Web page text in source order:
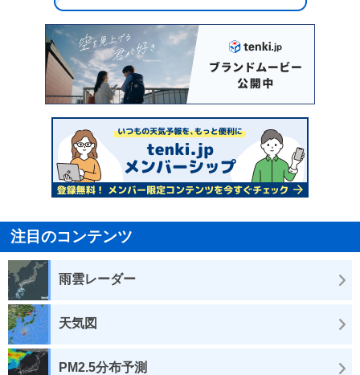
注目のコンテンツ
雨雲レーダー
天気図
PM2.5分布予測